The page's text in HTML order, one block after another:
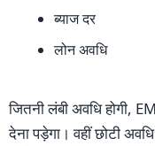
ब्याज दर
लोन अवधि
जितनी लंबी अवधि होगी,
देना पड़ेगा। वहीं छोटी